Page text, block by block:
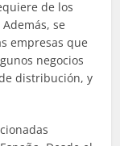
de los
se
empresas que
negocios
distribución, y